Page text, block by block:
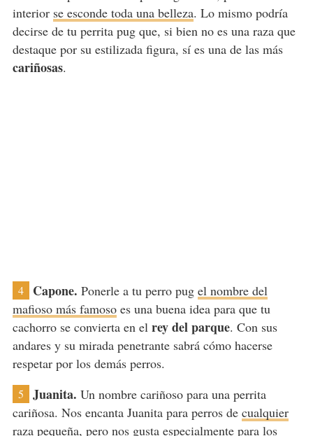
interior se esconde toda una belleza. Lo mismo podría
decirse de tu perrita pug que, si bien no es una raza que
destaque por su estilizada figura, sí es una de las más
cariñosas.
4 Capone. Ponerle a tu perro pug el nombre del
mafioso más famosoes una buena idea para que tu
cachorro se convierta en el rey del parque. Con sus
andares y su mirada penetrante sabrá cómo hacerse
respetar por los demás perros.
5 Juanita. Un nombre cariñoso para una perrita
cariñosa. Nos encanta Juanita para perros de cualquier
raza pequeña, pero nos gusta especialmente para los